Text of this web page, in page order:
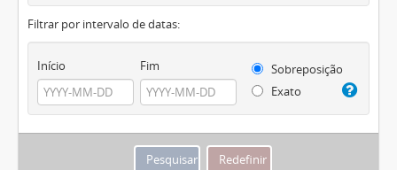
Filtrar por intervalo de datas:
Início Fim
Sobreposição
Exato